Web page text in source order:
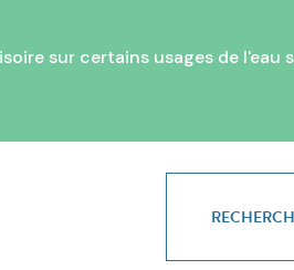
sur certains usages de